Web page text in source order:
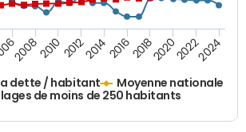
dette / habitant
Moyenne nationale
de moins de 250 habitants
20082010 2012201420162018202020222024